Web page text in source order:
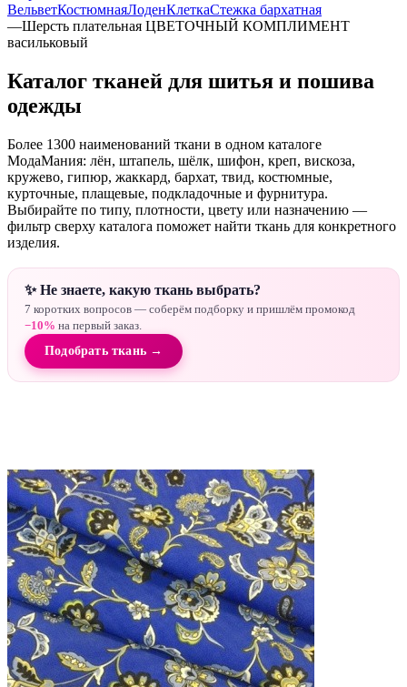
ВельветКостюмнаяЛоденКлеткаСтежка бархатная
—Шерсть плательная ЦВЕТОЧНЫЙ КОМПЛИМЕНТ
васильковый
Каталог тканей для шитья и пошива
одежды
Более 1300 наименований ткани в одном каталоге
МодаМания: лён, штапель, шёлк, шифон, креп, вискоза,
кружево, гипюр, жаккард, бархат, твид, костюмные,
курточные, плащевые, подкладочные и фурнитура.
Выбирайте по типу, плотности, цвету или назначению —
фильтр сверху каталога поможет найти ткань для конкретного
изделия.
✨ Не знаете, какую ткань выбрать?
7 коротких вопросов — соберём подборку и пришлём промокод
−10% на первый заказ.
Подобрать ткань →